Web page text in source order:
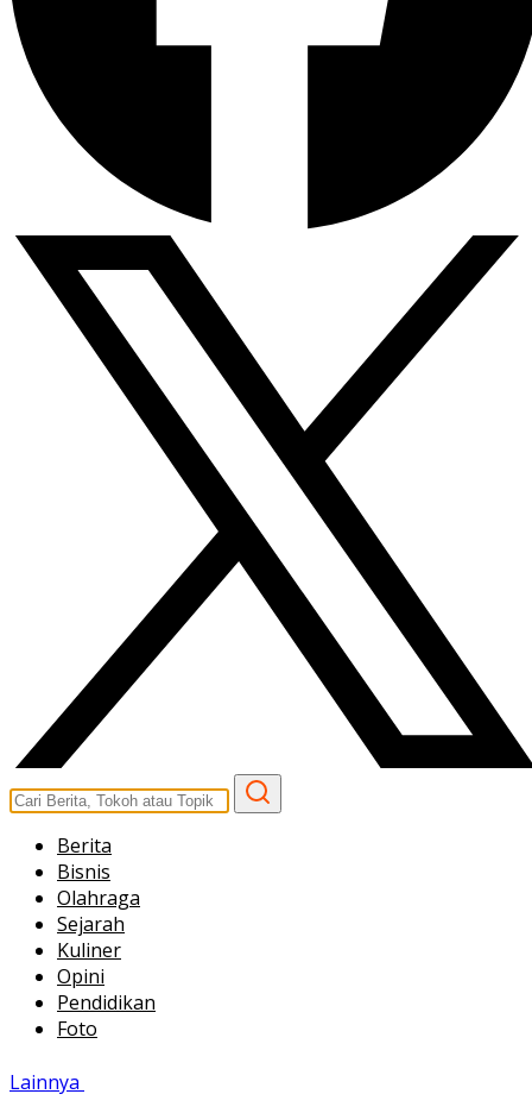
Berita
Bisnis
Olahraga
Sejarah
Kuliner
Opini
Pendidikan
Foto
Lainnya